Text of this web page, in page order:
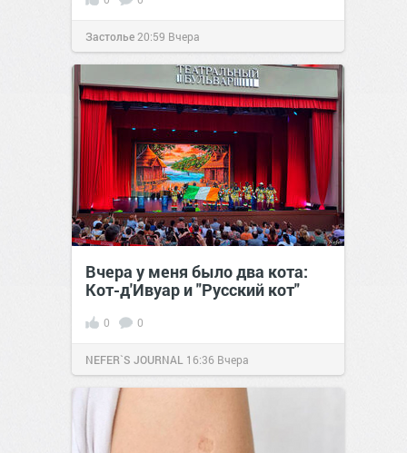
Застолье 20:59 Вчера
Вчера у меня было два кота:
Кот-д'Ивуар и "Русский кот"
0 0
NEFER`S JOURNAL 16:36 Вчера